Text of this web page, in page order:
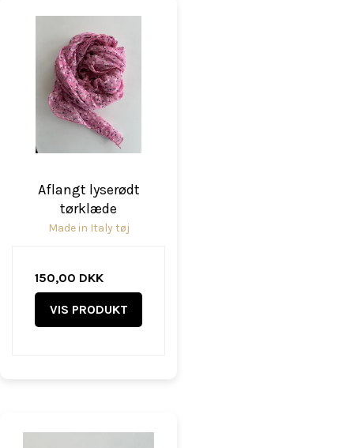
Aflangt lyserødt
tørklæde
Made in Italy tøj
150,00 DKK
VIS PRODUKT